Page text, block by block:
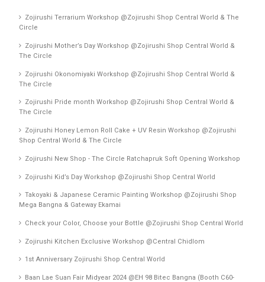
Zojirushi Terrarium Workshop @Zojirushi Shop Central World & The
Circle
Zojirushi Mother’s Day Workshop @Zojirushi Shop Central World &
The Circle
Zojirushi Okonomiyaki Workshop @Zojirushi Shop Central World &
The Circle
Zojirushi Pride month Workshop @Zojirushi Shop Central World &
The Circle
Zojirushi Honey Lemon Roll Cake + UV Resin Workshop @Zojirushi
Shop Central World & The Circle
Zojirushi New Shop - The Circle Ratchapruk Soft Opening Workshop
Zojirushi Kid’s Day Workshop @Zojirushi Shop Central World
Takoyaki & Japanese Ceramic Painting Workshop @Zojirushi Shop
Mega Bangna & Gateway Ekamai
Check your Color, Choose your Bottle @Zojirushi Shop Central World
Zojirushi Kitchen Exclusive Workshop @Central Chidlom
1st Anniversary Zojirushi Shop Central World
Baan Lae Suan Fair Midyear 2024 @EH 98 Bitec Bangna (Booth C60-